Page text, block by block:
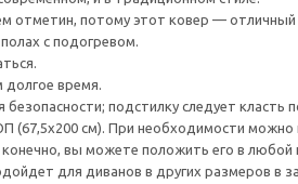
отметин, потому этот ковер —
с подогревом.
долгое время.
подстилку следует класть
(67,5x200 см). При необходимости можно
вы можете положить его в
для диванов в других размеров в